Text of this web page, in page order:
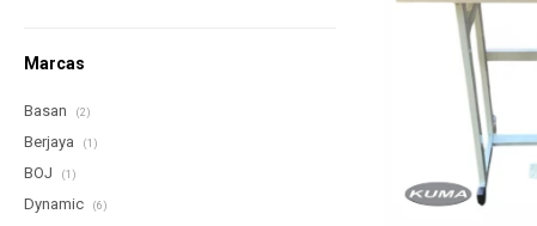
Marcas
Basan (2)
Berjaya (1)
BOJ (1)
Dynamic (6)